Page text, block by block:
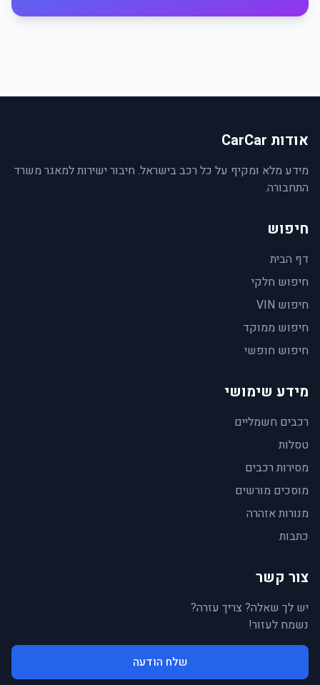
אודות CarCar
מידע מלא ומקיף על כל רכב בישראל. חיבור ישירות למאגר משרד
התחבורה.
חיפוש
דף הבית
חיפוש חלקי
חיפוש VIN
חיפוש ממוקד
חיפוש חופשי
מידע שימושי
רכבים חשמליים
טסלות
מסירות רכבים
מוסכים מורשים
מנורות אזהרה
כתבות
צור קשר
יש לך שאלה? צריך עזרה?
נשמח לעזור!
שלח הודעה